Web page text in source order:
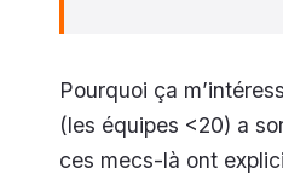
Pourquoi ça
(les équipes <20) a
ces mecs-là ont